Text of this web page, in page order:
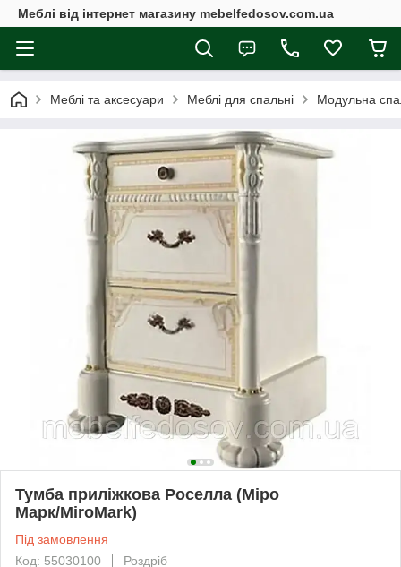
Меблі від інтернет магазину mebelfedosov.com.ua
Меблі та аксесуари Меблі для спальні Модульна
Тумба приліжкова Роселла (Міро
Марк/MiroMark)
Під замовлення
Код: 55030100
Роздріб